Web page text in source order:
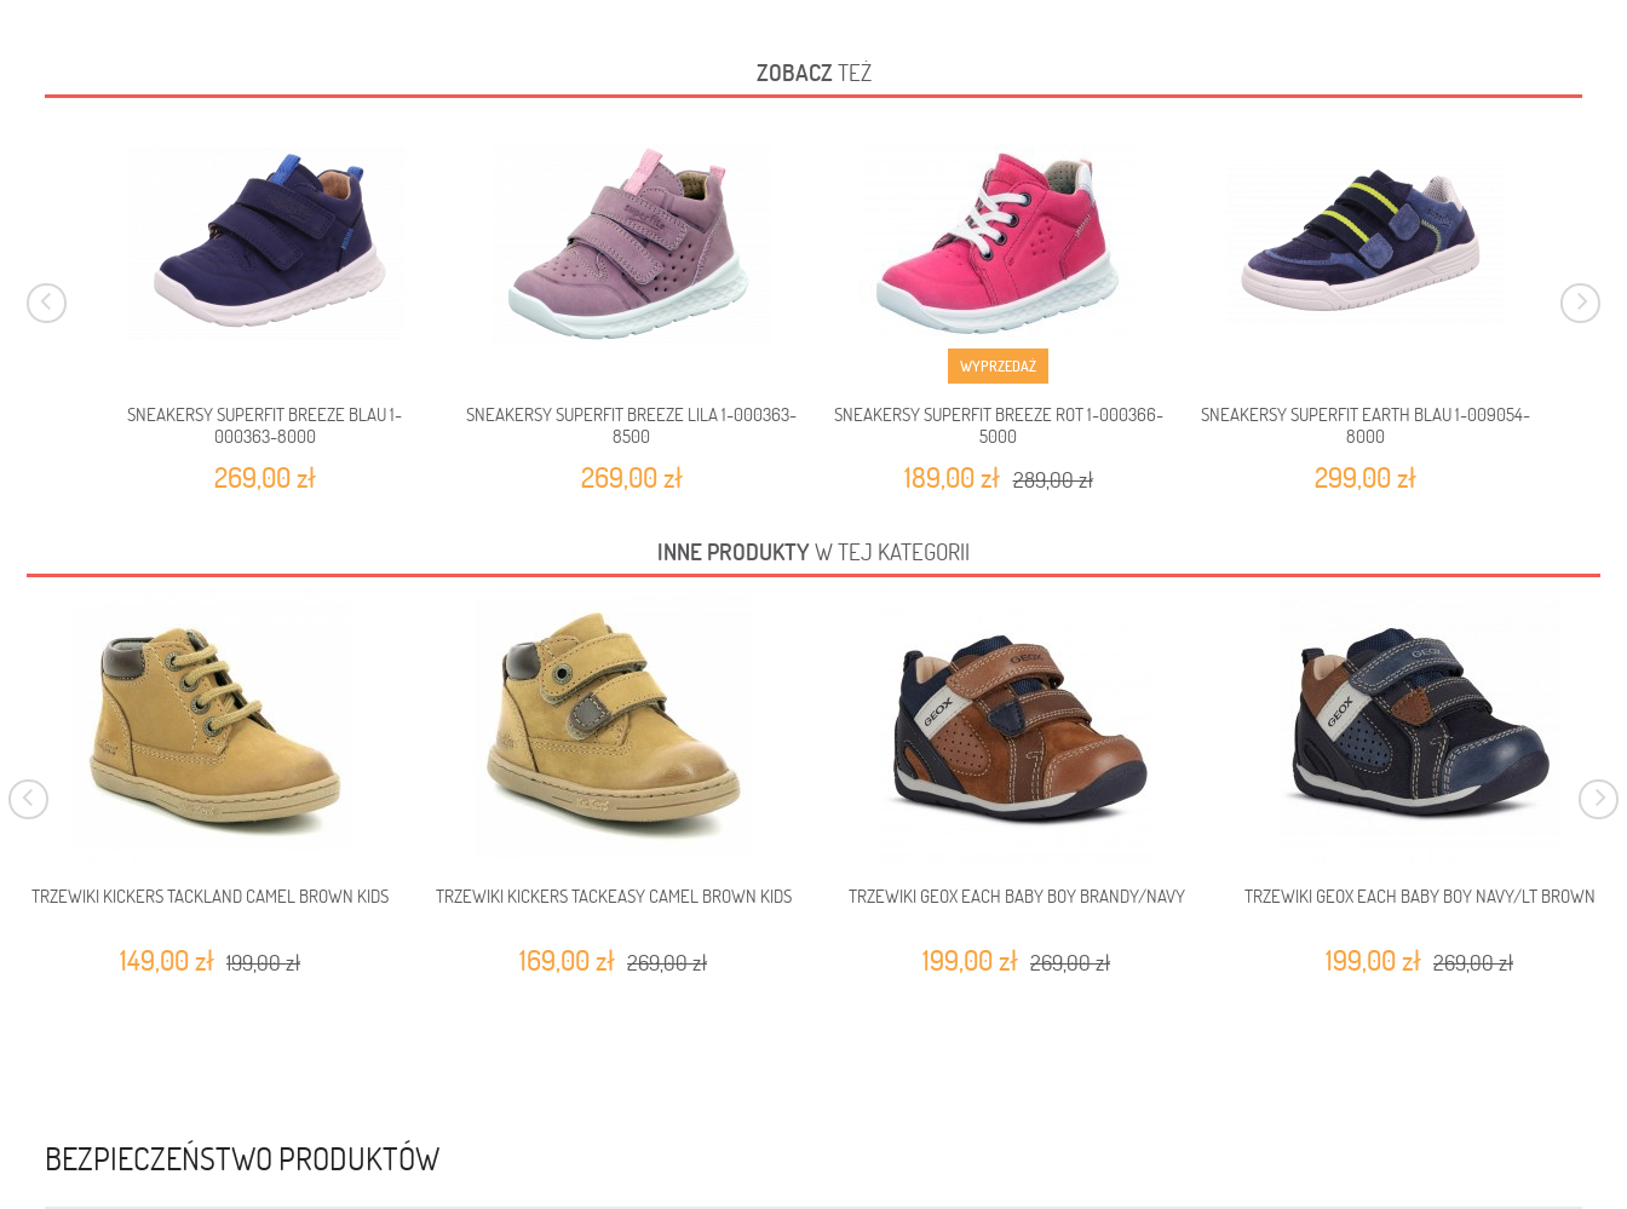
ZOBACZTEŻ
SNEAKERSY SUPERFIT BREEZE BLAU 1-
000363-8000
269,00 zł
SNEAKERSY SUPERFIT BREEZE LILA 1-000363-
8500
269,00 zł
WYPRZEDAŻ
SNEAKERSY SUPERFIT BREEZE ROT 1-000366-
5000
189,00 zł 289,00 zł
SNEAKERSY SUPERFIT EARTH BLAU 1-009054-
8000
299,00 zł
INNE PRODUKTYW TEJ KATEGORII
TRZEWIKI KICKERS TACKLAND CAMEL BROWN KIDS
149,00 zł 199,00 zł
TRZEWIKI KICKERS TACKEASY CAMEL BROWN KIDS
169,00 zł 269,00 zł
TRZEWIKI GEOX EACH BABY BOY BRANDY/NAVY
199,00 zł 269,00 zł
TRZEWIKI GEOX EACH BABY BOY NAVY/LT BROWN
199,00 zł 269,00 zł
BEZPIECZEŃSTWO PRODUKTÓW